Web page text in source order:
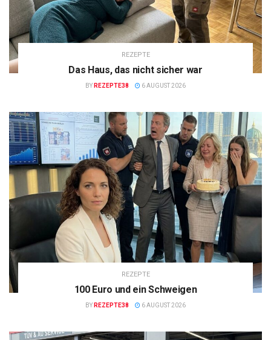
REZEPTE
Das Haus, das nicht sicher war
BY REZEPTE38 6 AUGUST 2026
REZEPTE
100 Euro und ein Schweigen
BY REZEPTE38 6 AUGUST 2026